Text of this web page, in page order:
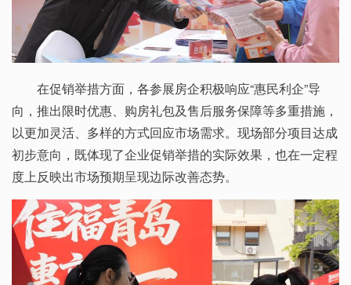
在促销举措方面，各参展房企积极响应“惠民利企”导
向，推出限时优惠、购房礼包及售后服务保障等多重措施，
以更加灵活、多样的方式回应市场需求。现场部分项目达成
初步意向，既体现了企业促销举措的实际效果，也在一定程
度上反映出市场预期呈现边际改善态势。